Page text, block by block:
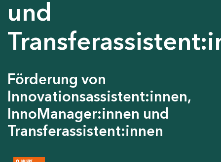
und
Förderung von
Innovationsassistent:innen,
InnoManager:innen und
Transferassistent:innen